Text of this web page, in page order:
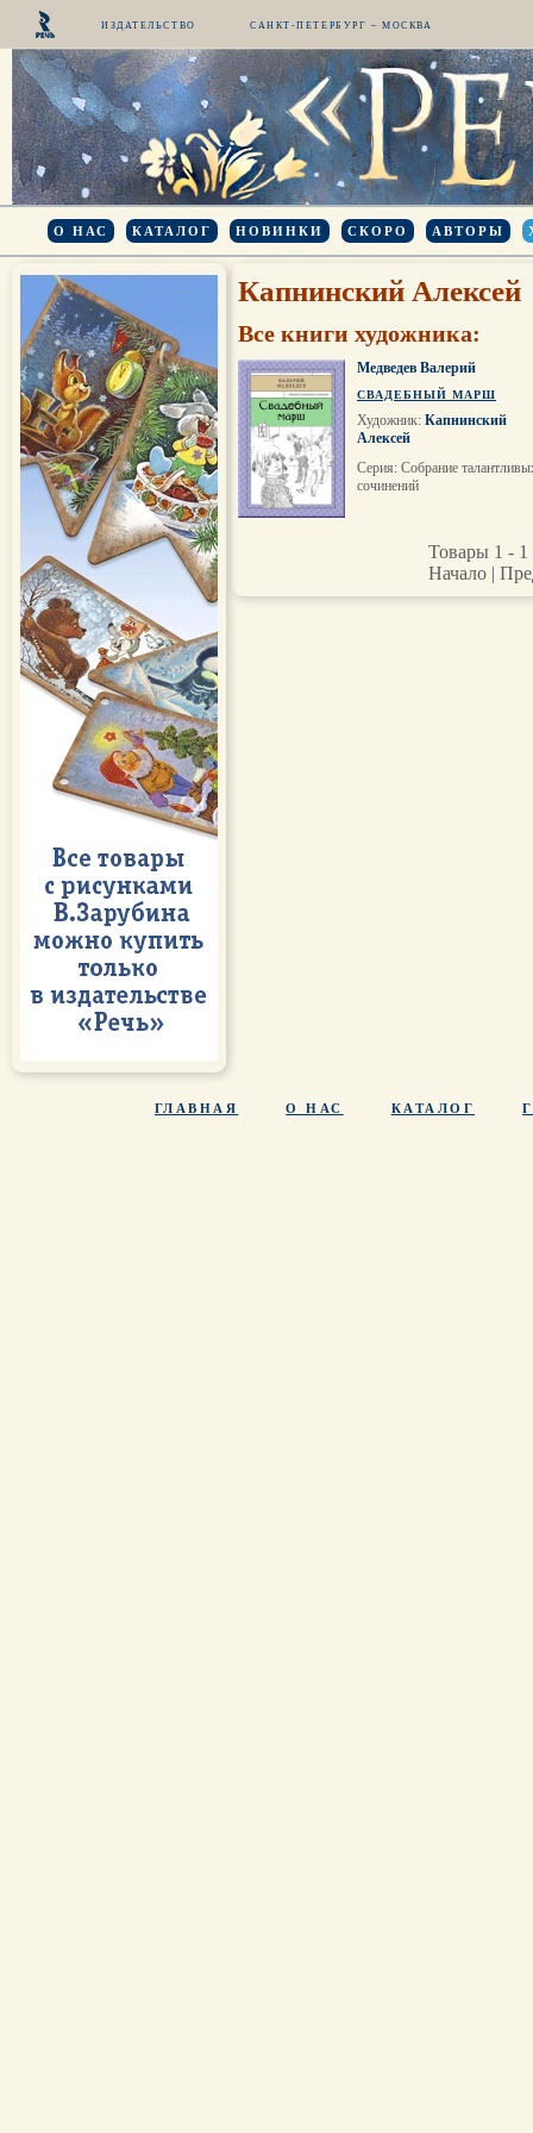
ИЗДАТЕЛЬСТВО САНКТ-ПЕТЕРБУРГ – МОСКВА
О НАС КАТАЛОГ НОВИНКИ СКОРО АВТОРЫ
Капнинский Алексей
Все книги художника:
Медведев Валерий
СВАДЕБНЫЙ МАРШ
Художник: Капнинский
Алексей
Серия: Собрание
сочинений
Товары 1 - 1
Начало |
ГЛАВНАЯ О НАС КАТАЛОГ